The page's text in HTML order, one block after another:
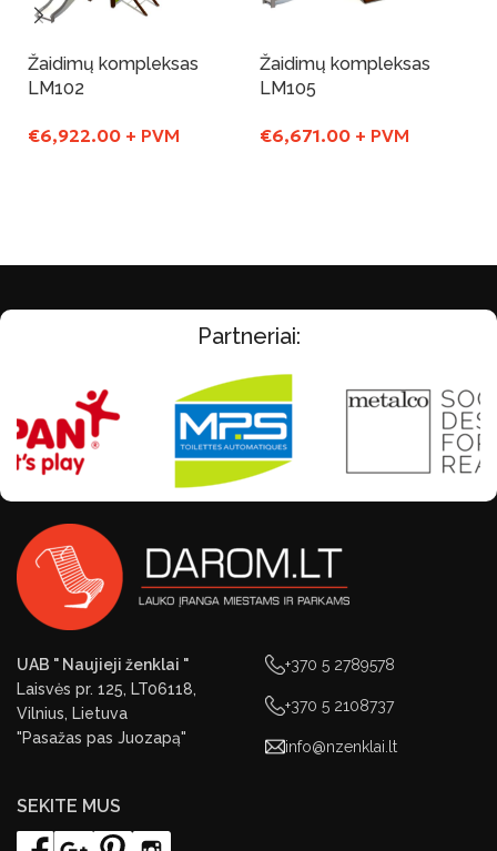
Žaidimų kompleksas
LM102
€6,922.00 + PVM
Žaidimų kompleksas
LM105
€6,671.00 + PVM
Partneriai:
UAB " Naujieji ženklai "
Laisvės pr. 125, LT06118,
Vilnius, Lietuva
"Pasažas pas Juozapą"
+370 5 2789578
+370 5 2108737
info@nzenklai.lt
SEKITE MUS